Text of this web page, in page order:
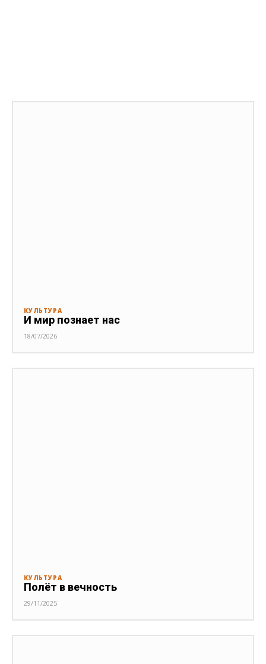
КУЛЬТУРА
И мир познает нас
18/07/2026
КУЛЬТУРА
Полёт в вечность
29/11/2025